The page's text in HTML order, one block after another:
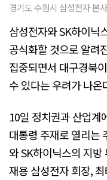
경기도 수원시 삼성전자 본
삼성전자와 SK하이닉
공식화할 것으로 알려
집중되면서 대구경북
수 있다는 우려가 나온
10일 정치권과 산업계
대통령 주재로 열리는
와 SK하이닉스의 지
재용 삼성전자 회장,